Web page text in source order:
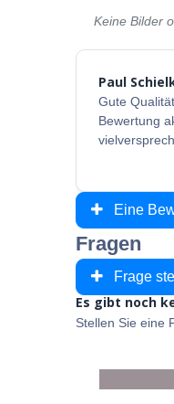
Keine Bilder
Paul
Gute
Bewertung
Eine
Fragen
Frage
Es gibt noch
Stellen Sie eine